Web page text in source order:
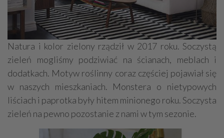
Natura i kolor zielony rządził w 2017 roku. Soczystą
zieleń mogliśmy podziwiać na ścianach, meblach i
dodatkach. Motyw roślinny coraz częściej pojawiał się
w naszych mieszkaniach. Monstera o nietypowych
liściach i paprotka były hitem minionego roku. Soczysta
zieleń na pewno pozostanie z nami w tym sezonie.